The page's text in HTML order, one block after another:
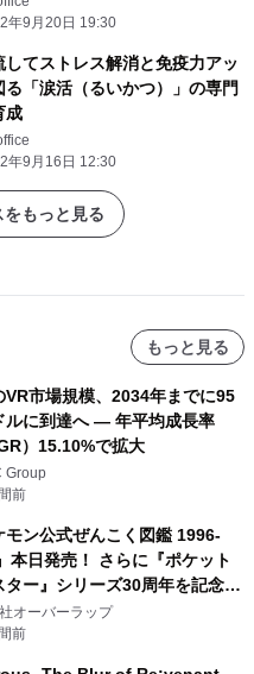
年9月20日 19:30
してストレス解消と免疫力アッ
る「涙活（るいかつ）」の専門
成
年9月16日 12:30
もっと見る
もっと見る
VR市場規模、2034年までに95
ルに到達へ ― 年平均成長率
）15.10%で拡大
Group
前
モン公式ぜんこく図鑑 1996-
本日発売！ さらに『ポケット
ター』シリーズ30周年を記念し
『ポケットモンスター ビジュア
トブック』の発売決定！ 2026
オーバーラップ
前